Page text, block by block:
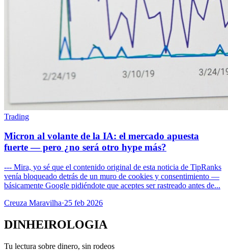
Trading
Micron al volante de la IA: el mercado apuesta
fuerte — pero ¿no será otro hype más?
--- Mira, yo sé que el contenido original de esta noticia de TipRanks
venía bloqueado detrás de un muro de cookies y consentimiento —
básicamente Google pidiéndote que aceptes ser rastreado antes de...
Creuza Maravilha·25 feb 2026
DINHEIROLOGIA
Tu lectura sobre dinero, sin rodeos